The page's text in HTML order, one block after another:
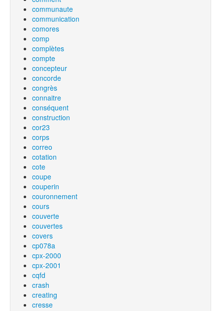
communaute
communication
comores
comp
complètes
compte
concepteur
concorde
congrès
connaitre
conséquent
construction
cor23
corps
correo
cotation
cote
coupe
couperin
couronnement
cours
couverte
couvertes
covers
cp078a
cpx-2000
cpx-2001
cqfd
crash
creating
cresse